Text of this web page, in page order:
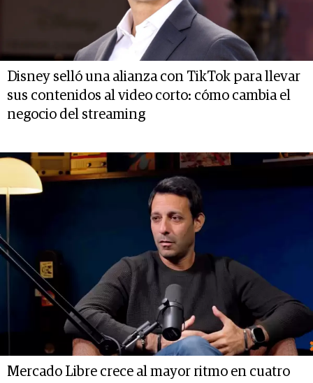
Disney selló una alianza con TikTok para llevar
sus contenidos al video corto: cómo cambia el
negocio del streaming
Mercado Libre crece al mayor ritmo en cuatro